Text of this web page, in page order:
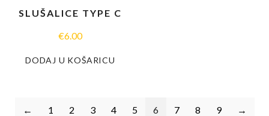
SLUŠALICE TYPE C
€6.00
DODAJ U KOŠARICU
← 1 2 3 4 5 6 7 8 9 →